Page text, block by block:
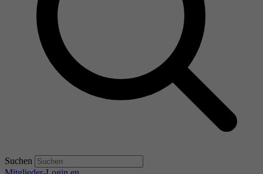
Suchen